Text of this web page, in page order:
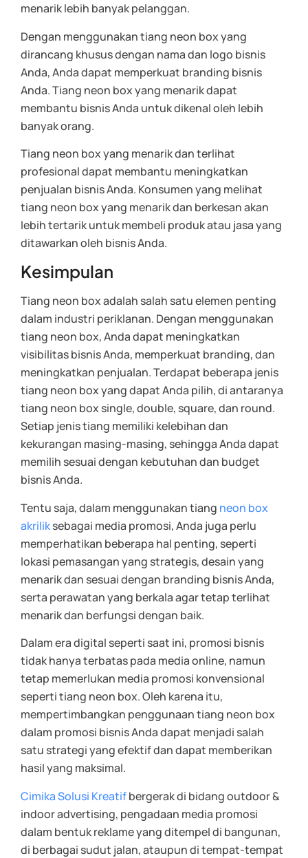
menarik lebih banyak pelanggan.
Dengan menggunakan tiang neon box yang
dirancang khusus dengan nama dan logo bisnis
Anda, Anda dapat memperkuat branding bisnis
Anda. Tiang neon box yang menarik dapat
membantu bisnis Anda untuk dikenal oleh lebih
banyak orang.
Tiang neon box yang menarik dan terlihat
profesional dapat membantu meningkatkan
penjualan bisnis Anda. Konsumen yang melihat
tiang neon box yang menarik dan berkesan akan
lebih tertarik untuk membeli produk atau jasa yang
ditawarkan oleh bisnis Anda.
Kesimpulan
Tiang neon box adalah salah satu elemen penting
dalam industri periklanan. Dengan menggunakan
tiang neon box, Anda dapat meningkatkan
visibilitas bisnis Anda, memperkuat branding, dan
meningkatkan penjualan. Terdapat beberapa jenis
tiang neon box yang dapat Anda pilih, di antaranya
tiang neon box single, double, square, dan round.
Setiap jenis tiang memiliki kelebihan dan
kekurangan masing-masing, sehingga Anda dapat
memilih sesuai dengan kebutuhan dan budget
bisnis Anda.
Tentu saja, dalam menggunakan tiang neon box
akriliksebagai media promosi, Anda juga perlu
memperhatikan beberapa hal penting, seperti
lokasi pemasangan yang strategis, desain yang
menarik dan sesuai dengan branding bisnis Anda,
serta perawatan yang berkala agar tetap terlihat
menarik dan berfungsi dengan baik.
Dalam era digital seperti saat ini, promosi bisnis
tidak hanya terbatas pada media online, namun
tetap memerlukan media promosi konvensional
seperti tiang neon box. Oleh karena itu,
mempertimbangkan penggunaan tiang neon box
dalam promosi bisnis Anda dapat menjadi salah
satu strategi yang efektif dan dapat memberikan
hasil yang maksimal.
Cimika Solusi Kreatifbergerak di bidang outdoor &
indoor advertising, pengadaan media promosi
dalam bentuk reklame yang ditempel di bangunan,
di berbagai sudut jalan, ataupun di tempat-tempat